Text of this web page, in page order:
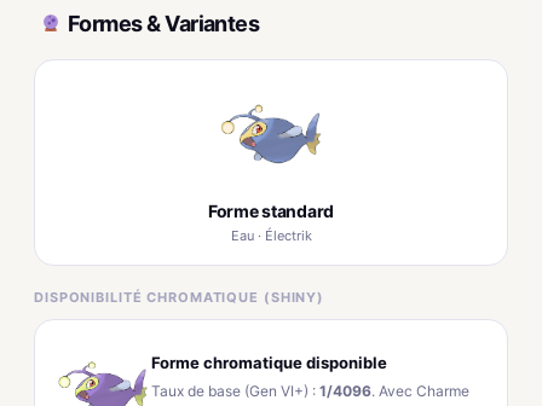
Formes & Variantes
Forme standard
Eau · Électrik
DISPONIBILITÉ CHROMATIQUE (SHINY)
Forme chromatique disponible
Taux de base (Gen VI+) : 1/4096. Avec Charme